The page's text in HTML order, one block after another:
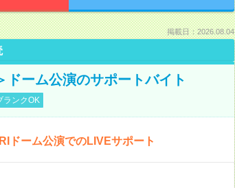
掲載日：2026.08.04
ドーム公演のサポートバイト
ランクOK
ドーム公演でのLIVEサポート